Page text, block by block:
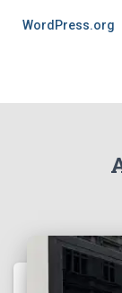
WordPress.org